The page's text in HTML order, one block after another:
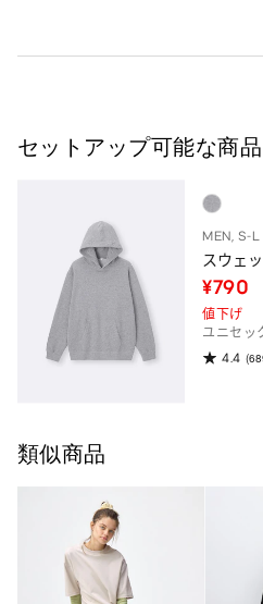
セットアップ可能な商品
MEN, S-L
スウェ
¥790
値下げ
ユニセッ
4.4
類似商品